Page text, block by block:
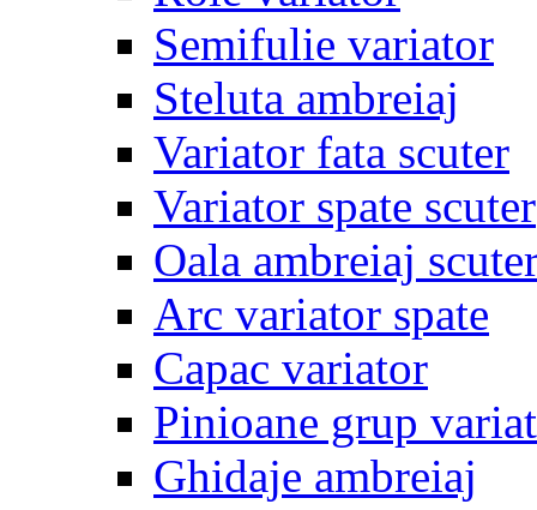
Semifulie variator
Steluta ambreiaj
Variator fata scuter
Variator spate scuter
Oala ambreiaj
Arc variator spate
Capac variator
Pinioane grup
Ghidaje ambreiaj